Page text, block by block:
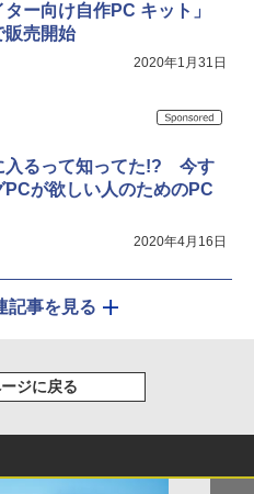
ー向け自作PC キット」
販売開始
2020年1月31日
入るって知ってた!? 今す
PCが欲しい人のためのPC
2020年4月16日
記事を見る
ジに戻る